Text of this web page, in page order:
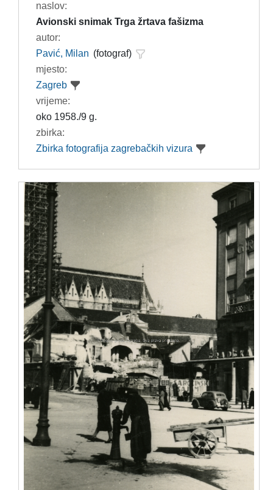
naslov:
Avionski snimak Trga žrtava fašizma
autor:
Pavić, Milan (fotograf)
mjesto:
Zagreb
vrijeme:
oko 1958./9 g.
zbirka:
Zbirka fotografija zagrebačkih vizura